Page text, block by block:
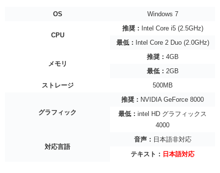
OS Windows 7
CPU
推奨： Intel Core i5 (2.5GHz)
最低： Intel Core 2 Duo (2.0GHz)
メモリ
推奨： 4GB
最低： 2GB
ストレージ
500MB
グラフィック
推奨： NVIDIA GeForce 8000
最低： intel HD グラフィックス
4000
対応言語
音声： 日本語非対応
テキスト： 日本語対応